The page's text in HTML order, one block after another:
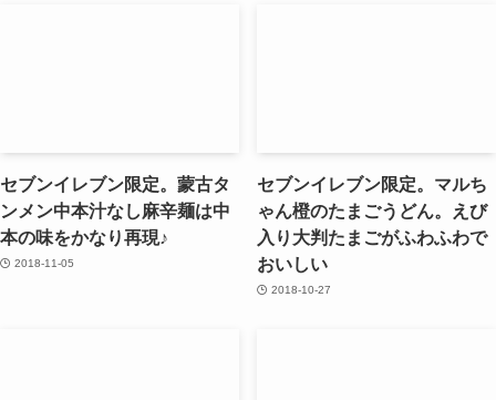
セブンイレブン限定。蒙古タ
ンメン中本汁なし麻辛麺は中
本の味をかなり再現♪
2018-11-05
セブンイレブン限定。マルち
ゃん橙のたまごうどん。えび
入り大判たまごがふわふわで
おいしい
2018-10-27